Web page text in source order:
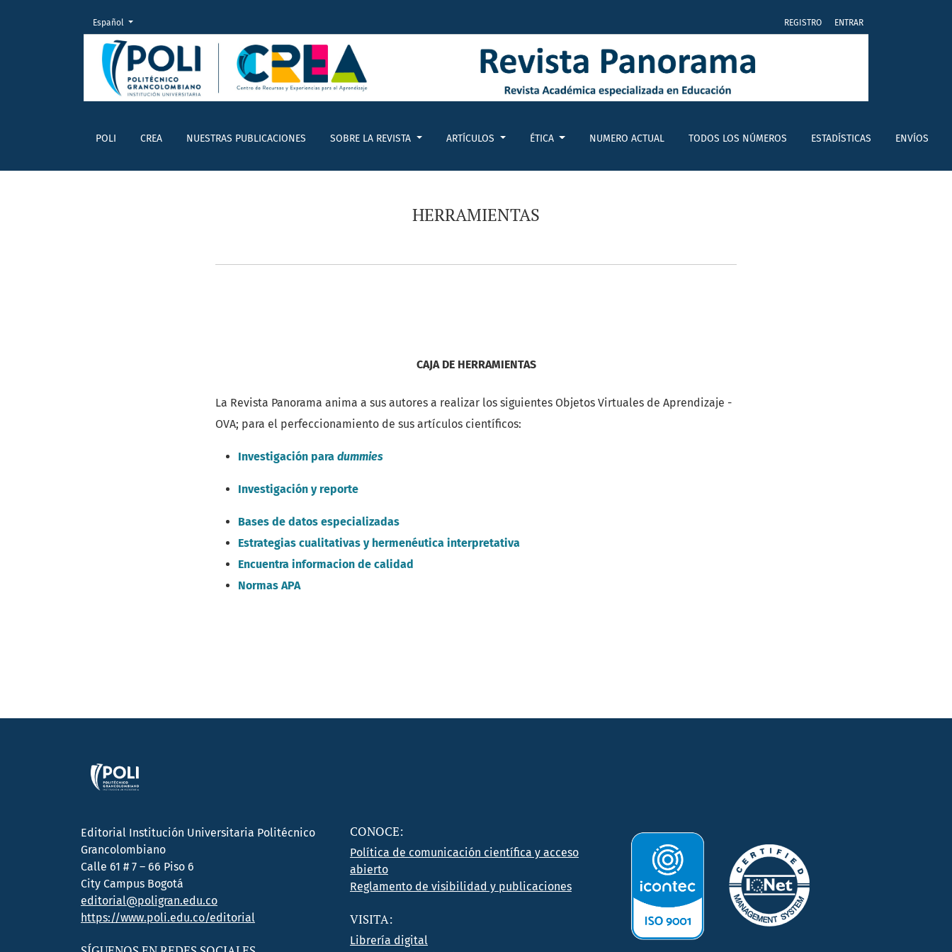
HERRAMIENTAS
POLI CREA NUESTRAS PUBLICACIONES SOBRE LA REVISTA ARTÍCULOS ÉTICA NUMERO ACTUAL TODOS LOS NÚMEROS ESTADÍSTICAS ENVÍOS
REGISTRO ENTRAR
Cambiar el idioma. El actual es:
Español
HERRAMIENTAS
CAJA DE HERRAMIENTAS
La Revista Panorama anima a sus autores a realizar los siguientes Objetos Virtuales de Aprendizaje -
OVA; para el perfeccionamiento de sus artículos científicos:
Investigación para dummies
Investigación y reporte
Bases de datos especializadas
Estrategias cualitativas y hermenéutica interpretativa
Encuentra informacion de calidad
Normas APA
Editorial Institución Universitaria Politécnico
Grancolombiano
Calle 61 # 7 – 66 Piso 6
City Campus Bogotá
editorial@poligran.edu.co
https://www.poli.edu.co/editorial
CONOCE:
Política de comunicación científica y acceso
abierto
Reglamento de visibilidad y publicaciones
VISITA:
Librería digital